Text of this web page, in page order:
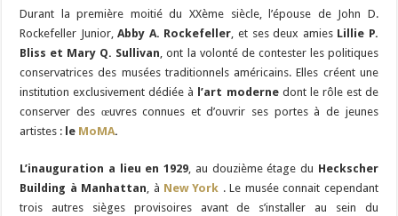
Durant la première moitié du XXème siècle, l’épouse de John D.
Rockefeller Junior,Abby A. Rockefeller, et ses deux amies Lillie P.
Bliss et Mary Q. Sullivan, ont la volonté de contester les politiques
conservatrices des musées traditionnels américains. Elles créent une
institution exclusivement dédiée à l’art modernedont le rôle est de
conserver des œuvres connues et d’ouvrir ses portes à de jeunes
artistes : le MoMA.
L’inauguration a lieu en 1929, au douzième étage du Heckscher
Building à Manhattan, à New York . Le musée connait cependant
trois autres sièges provisoires avant de s’installer au sein du